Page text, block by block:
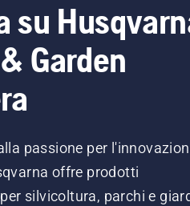
su
Garden
passione per
offre prodotti
silvicoltura, parchi e